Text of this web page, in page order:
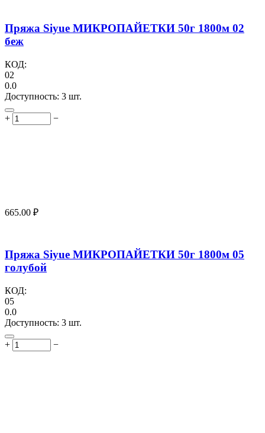
Пряжа Siyue МИКРОПАЙЕТКИ 50г 1800м 02
беж
КОД:
02
0.0
Доступность: 3 шт.
+ −
665.00 ₽
Пряжа Siyue МИКРОПАЙЕТКИ 50г 1800м 05
голубой
КОД:
05
0.0
Доступность: 3 шт.
+ −